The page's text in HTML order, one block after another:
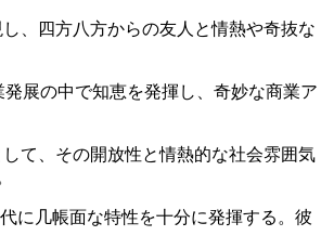
、四方八方からの友人と情熱や奇抜な
展の中で知恵を発揮し、奇妙な商業ア
て、その開放性と情熱的な社会雰囲気
に几帳面な特性を十分に発揮する。彼